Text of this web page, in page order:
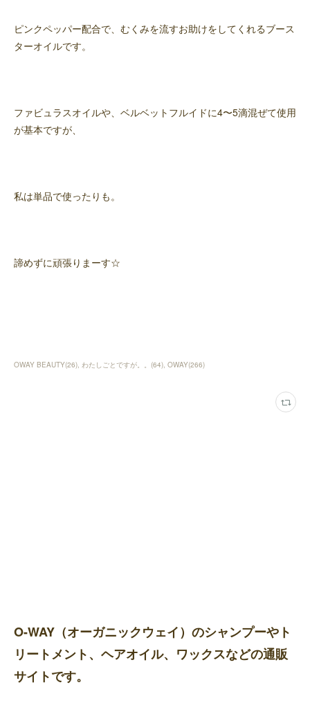
ピンクペッパー配合で、むくみを流すお助けをしてくれるブース
ターオイルです。
ファビュラスオイルや、ベルベットフルイドに4〜5滴混ぜて使用
が基本ですが、
私は単品で使ったりも。
諦めずに頑張りまーす☆
OWAY BEAUTY(26) わたしごとですが。。 (64) OWAY(266)
O-WAY（オーガニックウェイ）のシャンプーやト
リートメント、ヘアオイル、ワックスなどの通販
サイトです。